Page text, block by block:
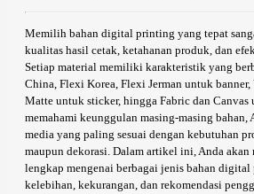
Memilih bahan digital printing yang tepat
kualitas hasil cetak, ketahanan produk, dan
Setiap material memiliki karakteristik yang
China, Flexi Korea, Flexi Jerman untuk
Matte untuk sticker, hingga Fabric dan Canvas
memahami keunggulan masing-masing bahan,
media yang paling sesuai dengan kebutuhan
maupun dekorasi. Dalam artikel ini, Anda akan
lengkap mengenai berbagai jenis bahan
kelebihan, kekurangan, dan rekomendasi